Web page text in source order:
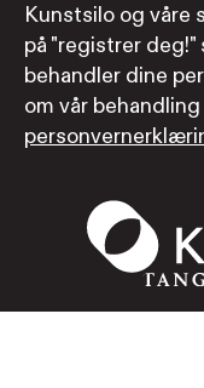
Kunstsilo og våre
på "registrer
behandler dine
om vår